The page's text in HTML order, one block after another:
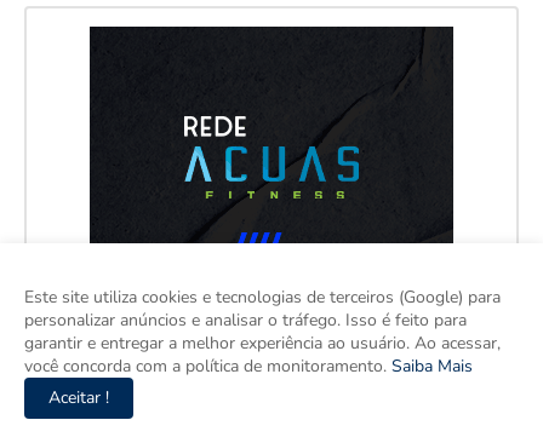
Este site utiliza cookies e tecnologias de terceiros (Google) para
personalizar anúncios e analisar o tráfego. Isso é feito para
garantir e entregar a melhor experiência ao usuário. Ao acessar,
você concorda com a política de monitoramento. Saiba Mais
Aceitar !